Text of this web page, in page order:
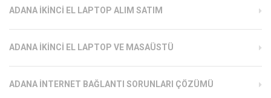
ADANA İKINCI EL LAPTOP ALIM SATIM
ADANA İKINCI EL LAPTOP VE MASAÜSTÜ
ADANA İNTERNET BAĞLANTI SORUNLARI ÇÖZÜMÜ